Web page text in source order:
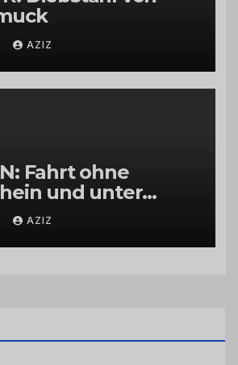
AZIZ
Fahrt ohne
und unter
Drogen
AZIZ